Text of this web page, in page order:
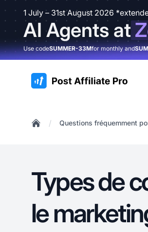
1 July – 31st August 2026
AI Agents at
Use codeSUMMER-33Mfor monthly and
:site.title
/ Questions fréquemment
Types de
le